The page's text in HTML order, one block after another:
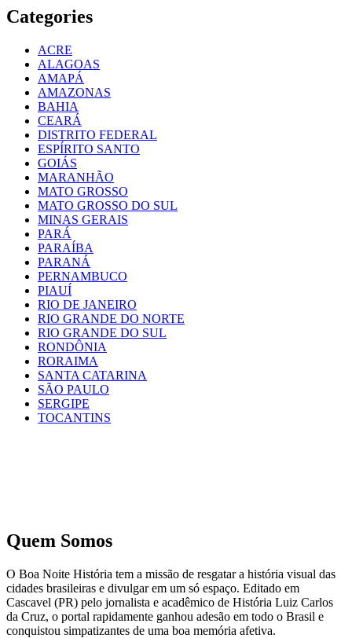
Categories
ACRE
ALAGOAS
AMAPÁ
AMAZONAS
BAHIA
CEARÁ
DISTRITO FEDERAL
ESPÍRITO SANTO
GOIÁS
MARANHÃO
MATO GROSSO
MATO GROSSO DO SUL
MINAS GERAIS
PARÁ
PARAÍBA
PARANÁ
PERNAMBUCO
PIAUÍ
RIO DE JANEIRO
RIO GRANDE DO NORTE
RIO GRANDE DO SUL
RONDÔNIA
RORAIMA
SANTA CATARINA
SÃO PAULO
SERGIPE
TOCANTINS
Quem Somos
O Boa Noite História tem a missão de resgatar a história visual das
cidades brasileiras e divulgar em um só espaço. Editado em
Cascavel (PR) pelo jornalista e acadêmico de História Luiz Carlos
da Cruz, o portal rapidamente ganhou adesão em todo o Brasil e
conquistou simpatizantes de uma boa memória afetiva.